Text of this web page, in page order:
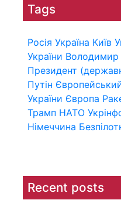
Tags
Росія Україна Київ
України Володимир
Президент
Путін
України Європа
Трамп НАТО
Німеччина
Recent posts